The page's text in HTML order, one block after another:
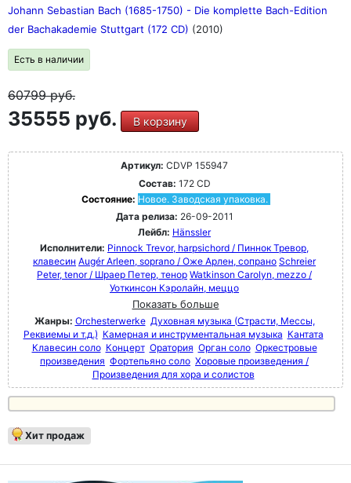
Johann Sebastian Bach (1685-1750) - Die komplette Bach-Edition
der Bachakademie Stuttgart (172 CD) (2010)
Есть в наличии
60799руб.
35555 руб. В корзину
Артикул: CDVP 155947
Состав: 172 CD
Состояние: Новое. Заводская упаковка.
Дата релиза: 26-09-2011
Лейбл: Hänssler
Исполнители: Pinnock Trevor, harpsichord / Пиннок Тревор,
клавесин Augér Arleen, soprano / Оже Арлен, сопрано Schreier
Peter, tenor / Шраер Петер, тенор Watkinson Carolyn, mezzo /
Уоткинсон Кэролайн, меццо
Показать больше
Жанры: Orchesterwerke Духовная музыка (Страсти, Мессы,
Реквиемы и т.д.) Камерная и инструментальная музыка Кантата
Клавесин соло Концерт Оратория Орган соло Оркестровые
произведения Фортепьяно соло Хоровые произведения /
Произведения для хора и солистов
Хит продаж